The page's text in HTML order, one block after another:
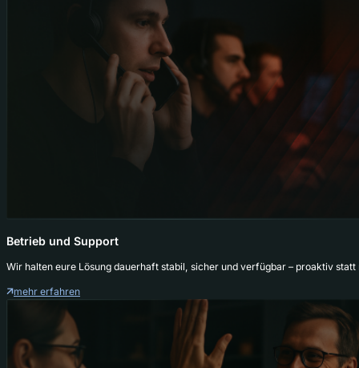
Betrieb und Support
Wir halten eure Lösung dauerhaft stabil, sicher und verfügbar – proaktiv
mehr erfahren